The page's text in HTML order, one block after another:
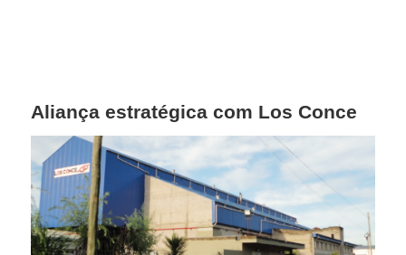
Aliança estratégica com Los Conce